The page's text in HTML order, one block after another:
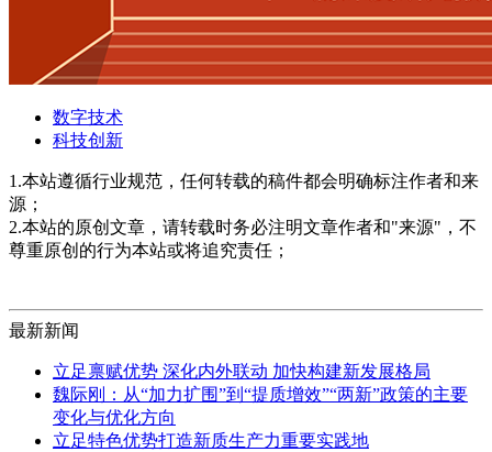
数字技术
科技创新
1.本站遵循行业规范，任何转载的稿件都会明确标注作者和来
源；
2.本站的原创文章，请转载时务必注明文章作者和"来源"，不
尊重原创的行为本站或将追究责任；
最新新闻
立足禀赋优势 深化内外联动 加快构建新发展格局
魏际刚：从“加力扩围”到“提质增效”“两新”政策的主要
变化与优化方向
立足特色优势打造新质生产力重要实践地